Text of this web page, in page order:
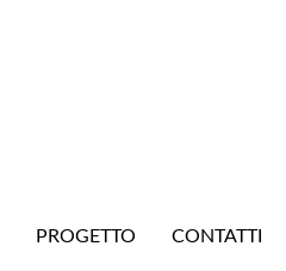
PROGETTO CONTATTI